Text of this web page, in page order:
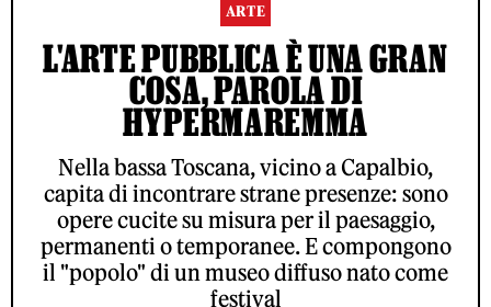
ARTE
L'ARTE PUBBLICA È UNA GRAN
COSA, PAROLA DI
HYPERMAREMMA
Nella bassa Toscana, vicino a Capalbio,
capita di incontrare strane presenze: sono
opere cucite su misura per il paesaggio,
permanenti o temporanee. E compongono
il "popolo" di un museo diffuso nato come
festival